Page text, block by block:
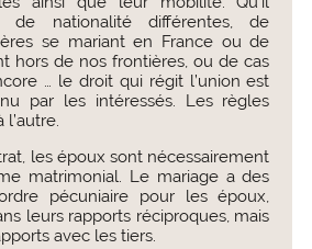
de nationalité différentes, de
se mariant en France ou de
hors de nos frontières, ou de cas
… le droit qui régit l’union est
par les intéressés. Les règles
l’autre.
les époux sont nécessairement
matrimonial. Le mariage a des
pécuniaire pour les époux,
leurs rapports réciproques, mais
avec les tiers.